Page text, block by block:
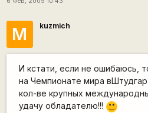
М kuzmich
И кстати, если не ошибаюсь,
на Чемпионате мира
кол-ве крупных
удачу обладателю!!!
:)